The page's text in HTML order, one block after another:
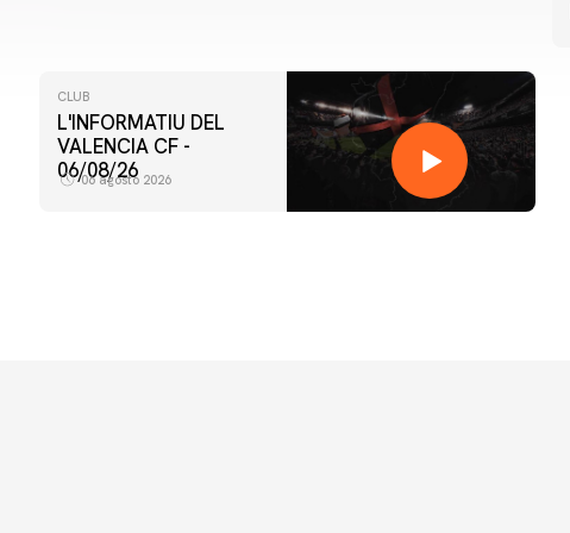
CLUB
L'INFORMATIU DEL
VALENCIA CF -
06/08/26
06 agosto 2026